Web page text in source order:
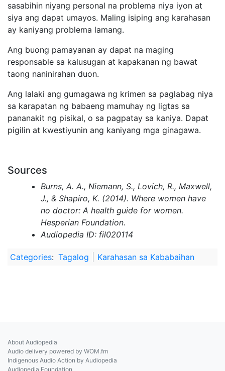
sasabihin niyang personal na problema niya iyon at
siya ang dapat umayos. Maling isiping ang karahasan
ay kaniyang problema lamang.
Ang buong pamayanan ay dapat na maging
responsable sa kalusugan at kapakanan ng bawat
taong naninirahan duon.
Ang lalaki ang gumagawa ng krimen sa paglabag niya
sa karapatan ng babaeng mamuhay ng ligtas sa
pananakit ng pisikal, o sa pagpatay sa kaniya. Dapat
pigilin at kwestiyunin ang kaniyang mga ginagawa.
Sources
Burns, A. A., Niemann, S., Lovich, R., Maxwell,
J., & Shapiro, K. (2014). Where women have
no doctor: A health guide for women.
Hesperian Foundation.
Audiopedia ID: fil020114
Categories: Tagalog Karahasan sa Kababaihan
About Audiopedia
Audio delivery powered by WOM.fm
Indigenous Audio Action by Audiopedia
Audiopedia Foundation